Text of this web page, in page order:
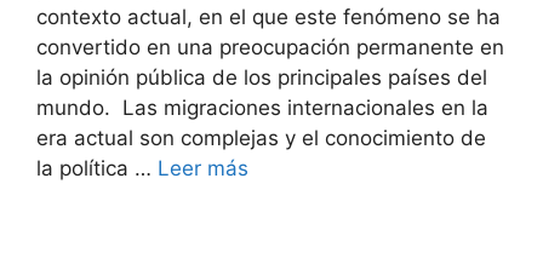
contexto actual, en el que este fenómeno se ha
convertido en una preocupación permanente en
la opinión pública de los principales países del
mundo. Las migraciones internacionales en la
era actual son complejas y el conocimiento de
la política … Leer más